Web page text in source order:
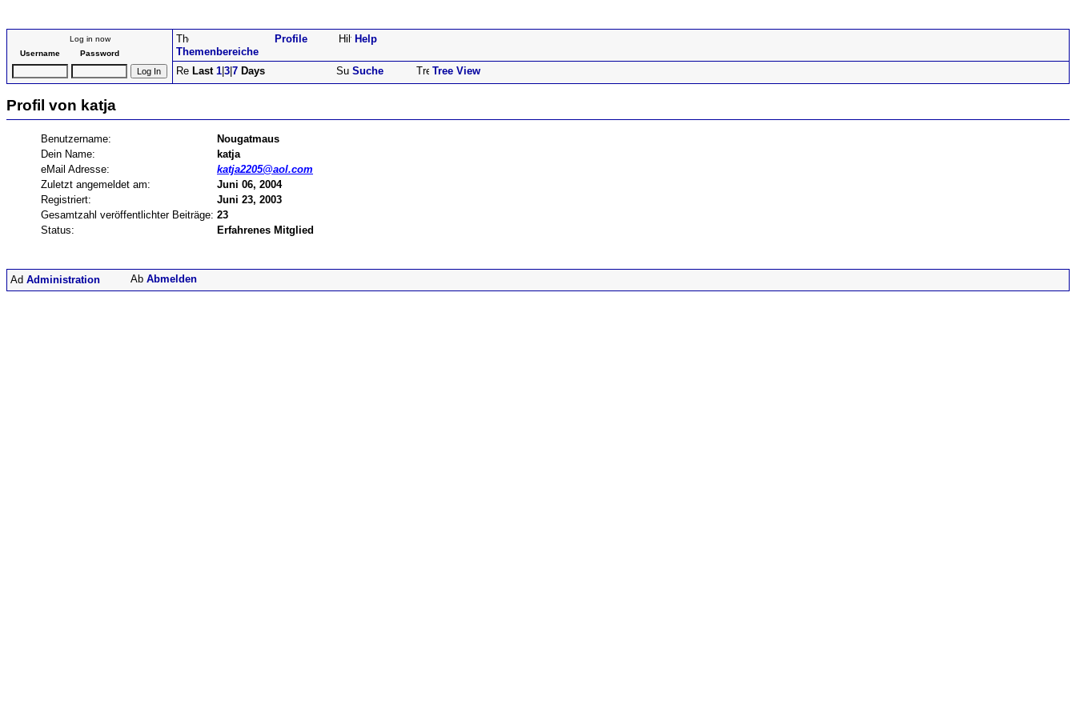
Log in now
Username
Password Themenbereiche
Profile Help
Last 1 3 7 Days Suche Tree View
Profil von katja
Benutzername:
Nougatmaus
Dein Name:
katja
eMail Adresse:
katja2205@aol.com
Zuletzt angemeldet am:
Juni 06, 2004
Registriert:
Juni 23, 2003
Gesamtzahl veröffentlichter Beiträge: 23
Status:
Erfahrenes Mitglied
Administration Abmelden